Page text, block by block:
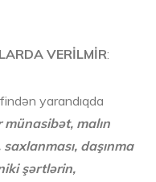
VERİLMİR:
yarandıqda
malın
daşınma
şərtlərin,